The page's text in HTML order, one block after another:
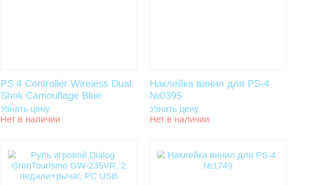
PS 4 Controller Wireiess Dual
Shok Camouflage Blue
Узнать цену
Нет в наличии
Наклейка винил для PS-4
№0395
Узнать цену
Нет в наличии